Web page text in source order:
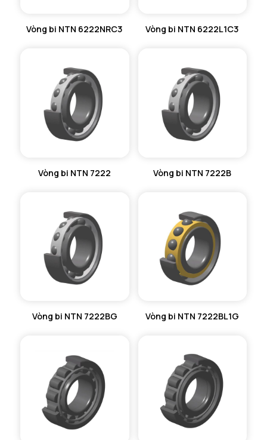
Vòng bi NTN 6222NRC3 Vòng bi NTN 6222L1C3
Vòng bi NTN 7222 Vòng bi NTN 7222B
Vòng bi NTN 7222BG Vòng bi NTN 7222BL1G